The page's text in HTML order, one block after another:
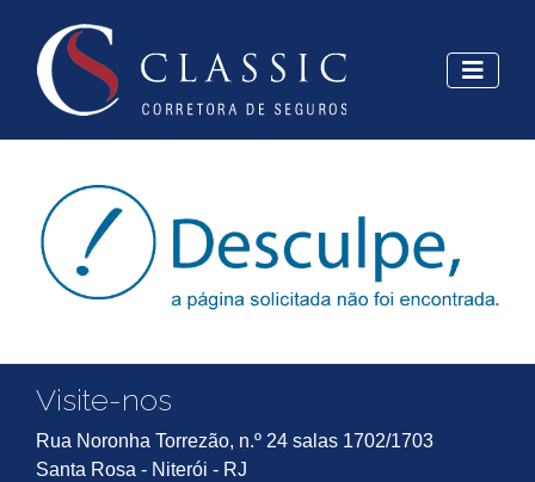
Visite-nos
Rua Noronha Torrezão, n.º 24 salas 1702/1703
Santa Rosa - Niterói - RJ